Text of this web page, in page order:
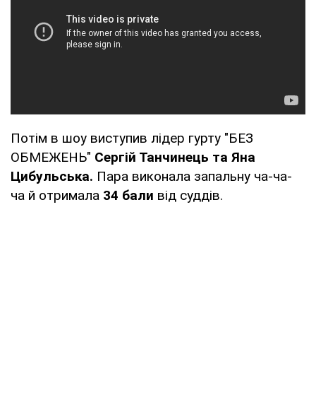
Потім в шоу виступив лідер гурту "БЕЗ
ОБМЕЖЕНЬ" Сергій Танчинець та Яна
Цибульська. Пара виконала запальну ча-ча-
ча й отримала 34 бали від суддів.